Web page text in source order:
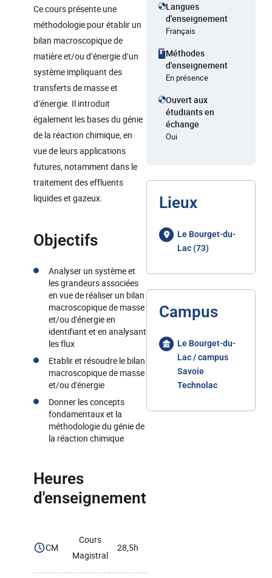
Ce cours présente une
méthodologie pour établir un
bilan macroscopique de
matière et/ou d’énergie d’un
système impliquant des
transferts de masse et
d’énergie. Il introduit
également les bases du génie
de la réaction chimique, en
vue de leurs applications
futures, notamment dans le
traitement des effluents
liquides et gazeux.
Objectifs
Analyser un système et
les grandeurs associées
en vue de réaliser un bilan
macroscopique de masse
et/ou d'énergie en
identifiant et en analysant
les flux
Etablir et résoudre le bilan
macroscopique de masse
et/ou d'énergie
Donner les concepts
fondamentaux et la
méthodologie du génie de
la réaction chimique
Heures
d'enseignement
CM
Cours
Magistral
28,5h
Langues
d'enseignement
Français
Méthodes
d'enseignement
En présence
Ouvert aux
étudiants en
échange
Oui
Lieux
Le Bourget-du-
Lac (73)
Campus
Le Bourget-du-
Lac / campus
Savoie
Technolac